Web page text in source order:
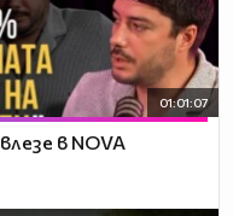
01:01:07
в NOVA